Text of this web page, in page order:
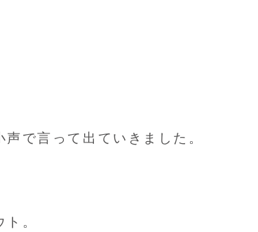
で言って出ていきました。
。